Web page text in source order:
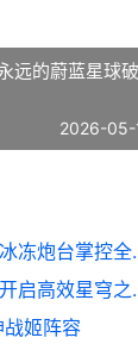
远的蔚蓝星球破
2026-05-
王者荣耀王
崩铁入门指
姬阵容